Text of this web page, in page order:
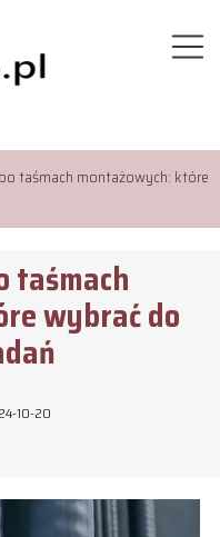
taśmach montażowych: które
taśmach
wybrać do
10-20